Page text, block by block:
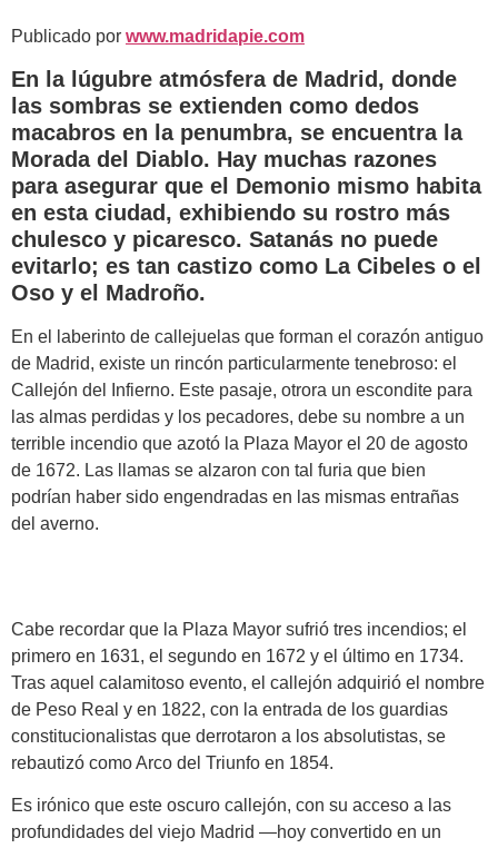
Publicado por www.madridapie.com
En la lúgubre atmósfera de Madrid, donde
las sombras se extienden como dedos
macabros en la penumbra, se encuentra la
Morada del Diablo. Hay muchas razones
para asegurar que el Demonio mismo habita
en esta ciudad, exhibiendo su rostro más
chulesco y picaresco. Satanás no puede
evitarlo; es tan castizo como La Cibeles o el
Oso y el Madroño.
En el laberinto de callejuelas que forman el corazón antiguo
de Madrid, existe un rincón particularmente tenebroso: el
Callejón del Infierno. Este pasaje, otrora un escondite para
las almas perdidas y los pecadores, debe su nombre a un
terrible incendio que azotó la Plaza Mayor el 20 de agosto
de 1672. Las llamas se alzaron con tal furia que bien
podrían haber sido engendradas en las mismas entrañas
del averno.
Cabe recordar que la Plaza Mayor sufrió tres incendios; el
primero en 1631, el segundo en 1672 y el último en 1734.
Tras aquel calamitoso evento, el callejón adquirió el nombre
de Peso Real y en 1822, con la entrada de los guardias
constitucionalistas que derrotaron a los absolutistas, se
rebautizó como Arco del Triunfo en 1854.
Es irónico que este oscuro callejón, con su acceso a las
profundidades del viejo Madrid —hoy convertido en un